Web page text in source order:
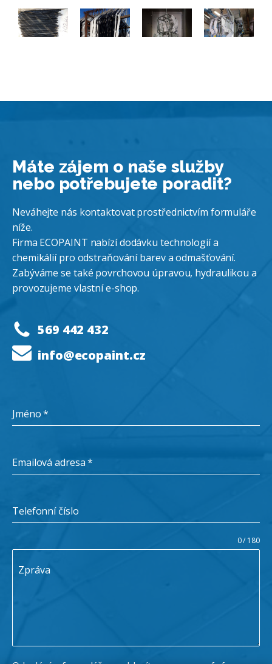
Máte zájem o naše služby
nebo potřebujete poradit?
Neváhejte nás kontaktovat prostřednictvím formuláře
níže.
Firma ECOPAINT nabízí dodávku technologií a
chemikálií pro odstraňování barev a odmašťování.
Zabýváme se také povrchovou úpravou, hydraulikou a
provozujeme vlastní e-shop.
569 442 432
info@ecopaint.cz
Jméno*
Emailová adresa*
Telefonní číslo
Zpráva
0 / 180